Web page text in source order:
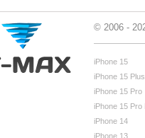
© 2006 -
iPhone 15
iPhone 15 Plus
iPhone 15 Pro
iPhone 15 Pro
iPhone 14
iPhone 13